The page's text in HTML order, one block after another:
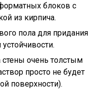
блоков с
из кирпича.
пола для придания
стены очень толстым
просто не будет
поверхности).